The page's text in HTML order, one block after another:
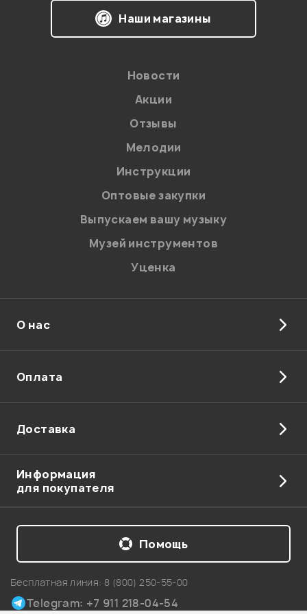
на обработку персональных данных в
Политикой в отношении обработки
персональных данных.
Введите проверочное число:
Отправить
Наши магазины
Новости
Акции
Отзывы
Мелодии
Инструкции
Оптовые закупки
Выпускаем вашу музыку
Музей инструментов
Уценка
О нас
Оплата
Доставка
Информация
для покупателя
Бесплатная линия: 8 (800) 250-55-00
Telegram: +7 911 218-04-54
Помощь